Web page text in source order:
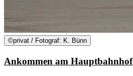
©privat / Fotograf: K. Bünn
Ankommen am Hauptbahnhof